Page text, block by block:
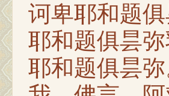
诃卑耶和题
耶和题俱昙
耶和题俱昙